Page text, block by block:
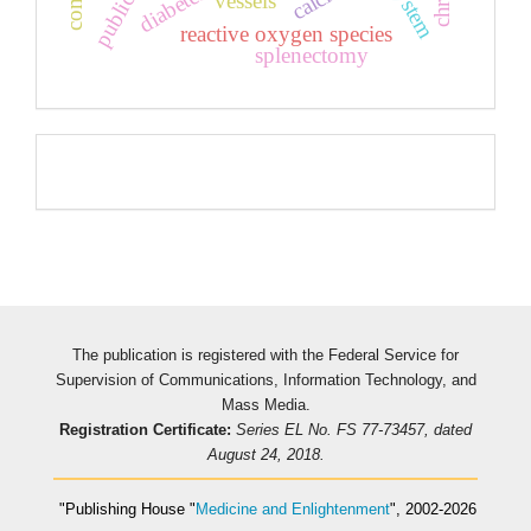
reactive oxygen species
splenectomy
The publication is registered with the Federal Service for
Supervision of Communications, Information Technology, and
Mass Media.
Registration Certificate: Series EL No. FS 77-73457, dated
August 24, 2018.
"Publishing House " Medicine and Enlightenment", 2002-2026